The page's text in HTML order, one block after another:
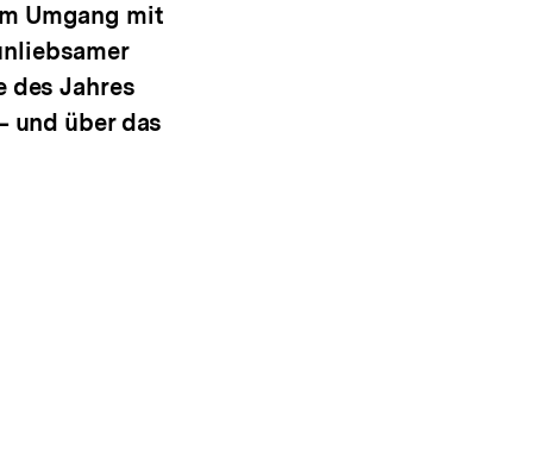
Umgang mit
des Jahres
und über das